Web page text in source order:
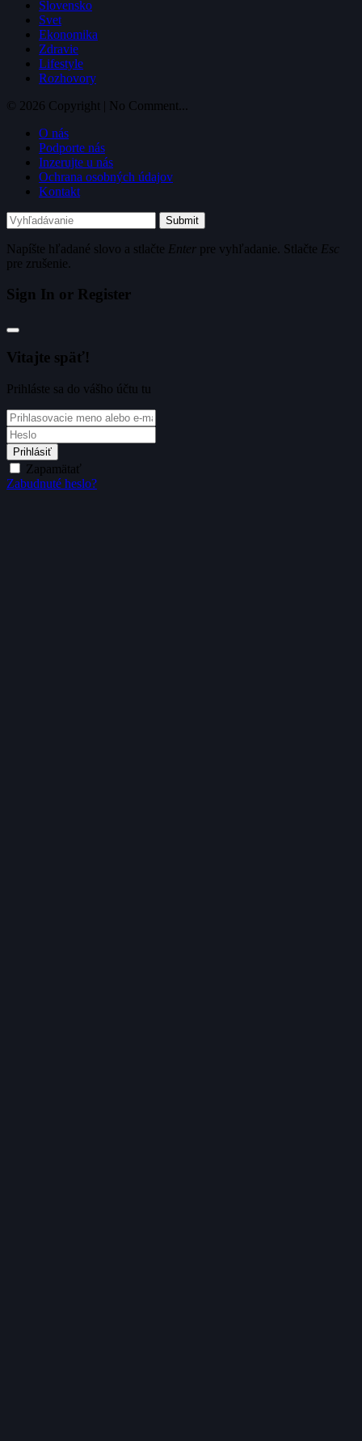
Slovensko
Svet
Ekonomika
Zdravie
Lifestyle
Rozhovory
© 2026 Copyright | No Comment...
O nás
Podporte nás
Inzerujte u nás
Ochrana osobných údajov
Kontakt
Submit
Napíšte hľadané slovo a stlačte Enter pre vyhľadanie. Stlačte Esc
pre zrušenie.
Sign In or Register
Vitajte späť!
Prihláste sa do vášho účtu tu
Prihlásiť
Zapamätať
Zabudnuté heslo?